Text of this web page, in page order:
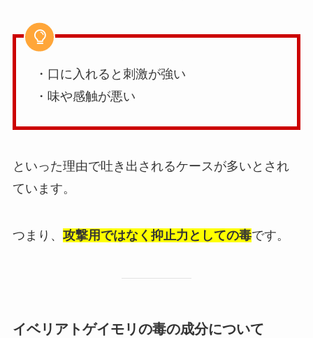
・口に入れると刺激が強い
・味や感触が悪い
といった理由で吐き出されるケースが多いとされ
ています。
つまり、 攻撃用ではなく抑止力としての毒です。
イベリアトゲイモリの毒の成分について